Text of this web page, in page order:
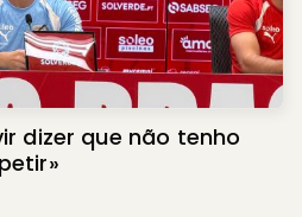
dizer que não tenho